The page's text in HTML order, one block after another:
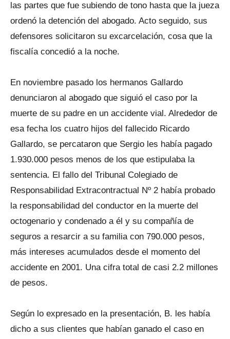
las partes que fue subiendo de tono hasta que la jueza
ordenó la detención del abogado. Acto seguido, sus
defensores solicitaron su excarcelación, cosa que la
fiscalía concedió a la noche.
En noviembre pasado los hermanos Gallardo
denunciaron al abogado que siguió el caso por la
muerte de su padre en un accidente vial. Alrededor de
esa fecha los cuatro hijos del fallecido Ricardo
Gallardo, se percataron que Sergio les había pagado
1.930.000 pesos menos de los que estipulaba la
sentencia. El fallo del Tribunal Colegiado de
Responsabilidad Extracontractual Nº 2 había probado
la responsabilidad del conductor en la muerte del
octogenario y condenado a él y su compañía de
seguros a resarcir a su familia con 790.000 pesos,
más intereses acumulados desde el momento del
accidente en 2001. Una cifra total de casi 2.2 millones
de pesos.
Según lo expresado en la presentación, B. les había
dicho a sus clientes que habían ganado el caso en